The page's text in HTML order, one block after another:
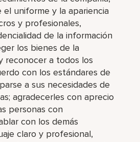
el uniforme y la apariencia
y profesionales,
de la información
los bienes de la
reconocer a todos los
con los estándares de
a sus necesidades de
agradecerles con aprecio
personas con
con los demás
claro y profesional,